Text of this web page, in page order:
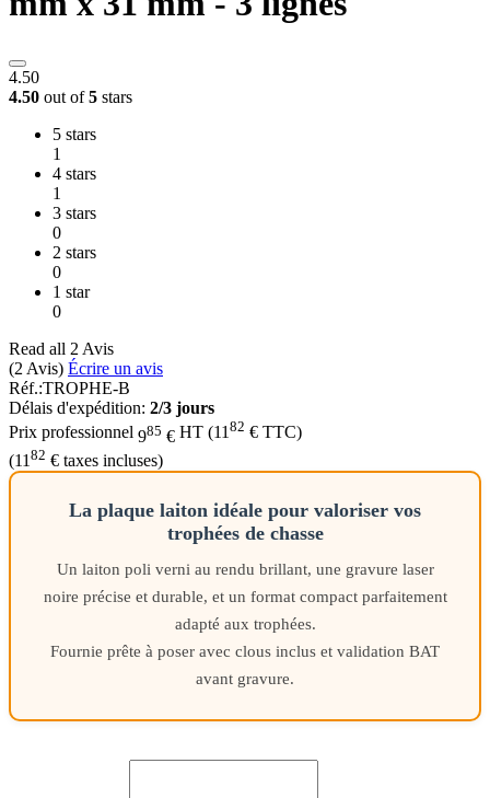
4.50
4.50 out of5 stars
5 stars
1
4 stars
1
3 stars
0
2 stars
0
1 star
0
Read all 2 Avis
(2 Avis) Écrire un avis
Réf.:TROPHE-B
Délais d'expédition: 2/3 jours
Prix professionnel 985 € HT (11 82 € TTC)
(11 82 € taxes incluses)
La plaque laiton idéale pour valoriser vos
trophées de chasse
Un laiton poli verni au rendu brillant, une gravure laser
noire précise et durable, et un format compact parfaitement
adapté aux trophées.
Fournie prête à poser avec clous inclus et validation BAT
avant gravure.